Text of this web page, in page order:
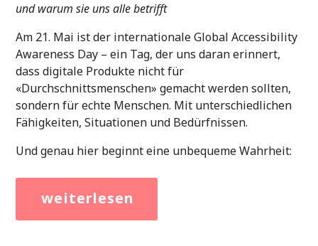
und warum sie uns alle betrifft
Am 21. Mai ist der internationale Global Accessibility
Awareness Day – ein Tag, der uns daran erinnert,
dass digitale Produkte nicht für
«Durchschnittsmenschen» gemacht werden sollten,
sondern für echte Menschen. Mit unterschiedlichen
Fähigkeiten, Situationen und Bedürfnissen.
Und genau hier beginnt eine unbequeme Wahrheit:
[Read
1